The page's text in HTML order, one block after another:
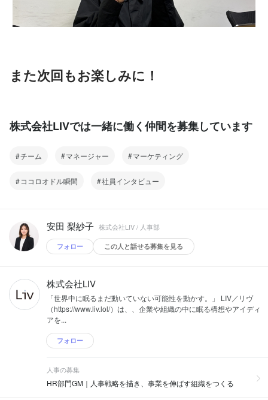
また次回もお楽しみに！
株式会社LIVでは一緒に働く仲間を募集しています
チーム マネージャー マーケティング
ココロオドル瞬間 社員インタビュー
安田 梨紗子 株式会社LIV / 人事部
フォロー この人と話せる募集を見る
株式会社LIV
「世界中に眠るまだ動いていない可能性を動かす。」 LIV／リヴ
（https://www.liv.lol/）は、、企業や組織の中に眠る構想やアイディ
アを...
フォロー
人事の募集
HR部門GM｜人事戦略を描き、事業を伸ばす組織をつくる